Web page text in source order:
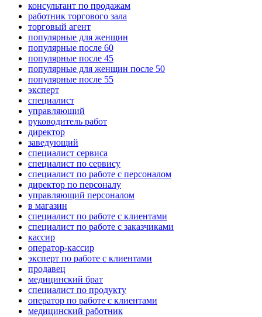
консультант по продажам
работник торгового зала
торговый агент
популярные для женщин
популярные после 60
популярные после 45
популярные для женщин после 50
популярные после 55
эксперт
специалист
управляющий
руководитель работ
директор
заведующий
специалист сервиса
специалист по сервису
специалист по работе с персоналом
директор по персоналу
управляющий персоналом
в магазин
специалист по работе с клиентами
специалист по работе с заказчиками
кассир
оператор-кассир
эксперт по работе с клиентами
продавец
медицинский брат
специалист по продукту
оператор по работе с клиентами
медицинский работник